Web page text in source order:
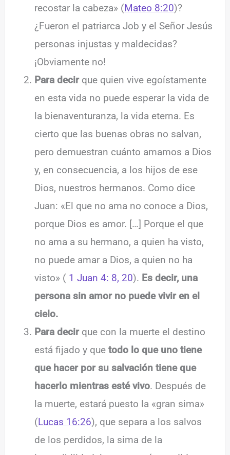
recostar la cabeza» (Mateo 8:20)?
¿Fueron el patriarca Job y el Señor Jesús
personas injustas y maldecidas?
¡Obviamente no!
Para decirque quien vive egoístamente
en esta vida no puede esperar la vida de
la bienaventuranza, la vida eterna. Es
cierto que las buenas obras no salvan,
pero demuestran cuánto amamos a Dios
y, en consecuencia, a los hijos de ese
Dios, nuestros hermanos. Como dice
Juan: «El que no ama no conoce a Dios,
porque Dios es amor. […] Porque el que
no ama a su hermano, a quien ha visto,
no puede amar a Dios, a quien no ha
visto» ( 1 Juan 4: 8, 20). Es decir, una
persona sin amor no puede vivir en el
cielo.
Para decir que con la muerte el destino
está fijado y quetodo lo que uno tiene
que hacer por su salvación tiene que
hacerlo mientras esté vivo. Después de
la muerte, estará puesto la «gran sima»
(Lucas 16:26), que separa a los salvos
de los perdidos, la sima de la